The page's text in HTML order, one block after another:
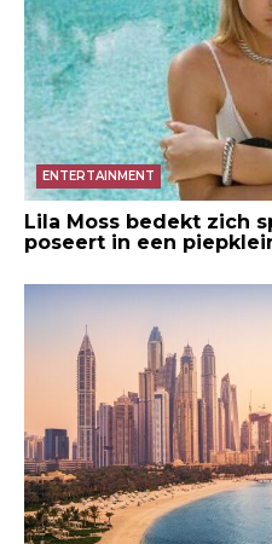
ENTERTAINMENT
Lila Moss bedekt zich
poseert in een